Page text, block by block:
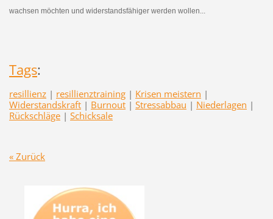
wachsen möchten und widerstandsfähiger werden wollen...
Tags:
resillienz | resillienztraining | Krisen meistern |
Widerstandskraft | Burnout | Stressabbau | Niederlagen |
Rückschläge | Schicksale
« Zurück